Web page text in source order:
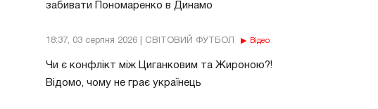
забивати Пономаренко в Динамо
18:37, 03 серпня 2026 | СВІТОВИЙ ФУТБОЛ Відео
Чи є конфлікт між Циганковим та Жироною?!
Відомо, чому не грає українець